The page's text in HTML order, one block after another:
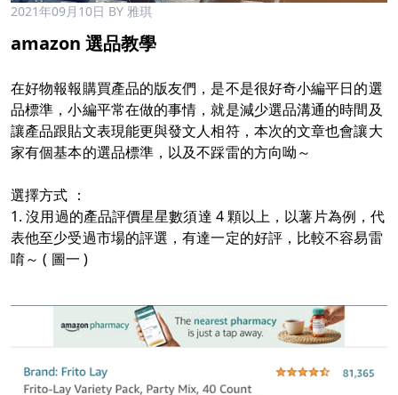
2021年09月10日 BY 雅琪
amazon 選品教學
在好物報報購買產品的版友們，是不是很好奇小編平日的選
品標準，小編平常在做的事情，就是減少選品溝通的時間及
讓產品跟貼文表現能更與發文人相符，本次的文章也會讓大
家有個基本的選品標準，以及不踩雷的方向呦～
選擇方式 ：
1.沒用過的產品評價星星數須達 4 顆以上，以薯片為例，代
表他至少受過市場的評選，有達一定的好評，比較不容易雷
唷～( 圖一 )